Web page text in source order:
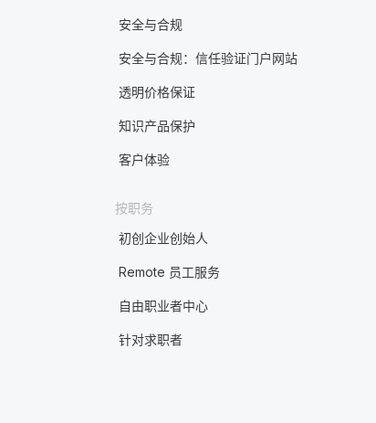
安全与合规
安全与合规：信任验证门户网站
透明价格保证
知识产品保护
客户体验
按职务
初创企业创始人
Remote 员工服务
自由职业者中心
针对求职者